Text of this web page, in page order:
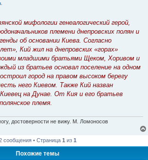
мифологии генеалогический герой,
племени днепровских полян и
об основании Киева. Согласно
Кий жил на днепровских «горах»
младшими братьями Щеком, Хоривом и
из братьев основал поселение на одном
город на правом высоком берегу
него Киевом. Также Кий назван
на Дунае. От Кия и его братьев
племя.
достоверности не вижу. М. Ломоносов
сообщения • Страница 1 из 1
Похожие темы